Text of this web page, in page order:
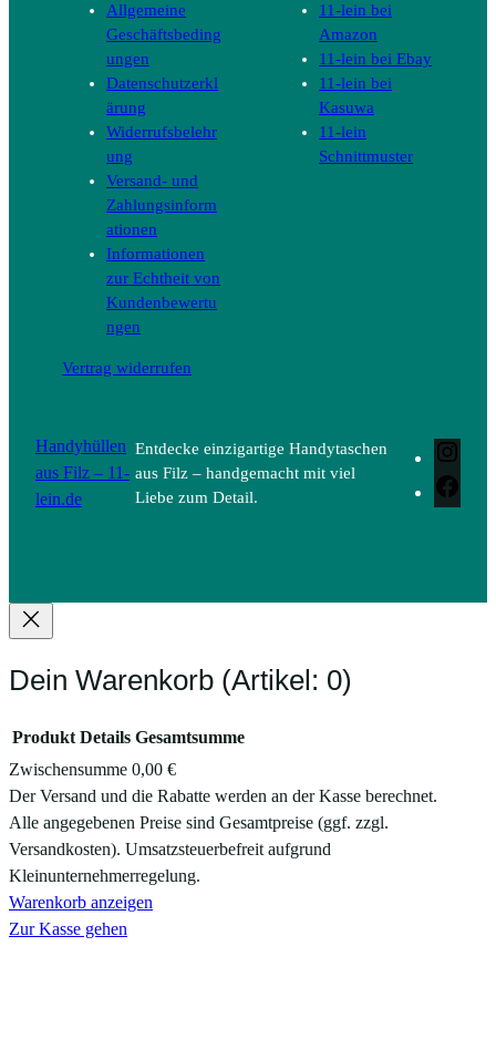
Allgemeine
Geschäftsbeding
ungen
Datenschutzerkl
ärung
Widerrufsbelehr
ung
Versand- und
Zahlungsinform
ationen
Informationen
zur Echtheit von
Kundenbewertu
ngen
Vertrag widerrufen
11-lein bei
Amazon
11-lein bei Ebay
11-lein bei
Kasuwa
11-lein
Schnittmuster
Handyhüllen
aus Filz – 11-
lein.de
Entdecke einzigartige Handytaschen
aus Filz – handgemacht mit viel
Liebe zum Detail.
Dein Warenkorb (Artikel: 0)
Produkte
im
Warenkorb
Produkt Details Gesamtsumme
Zwischensumme 0,00 €
Der Versand und die Rabatte werden an der Kasse berechnet.
Alle angegebenen Preise sind Gesamtpreise (ggf. zzgl.
Versandkosten). Umsatzsteuerbefreit aufgrund
Kleinunternehmerregelung.
Warenkorb anzeigen
Zur Kasse gehen